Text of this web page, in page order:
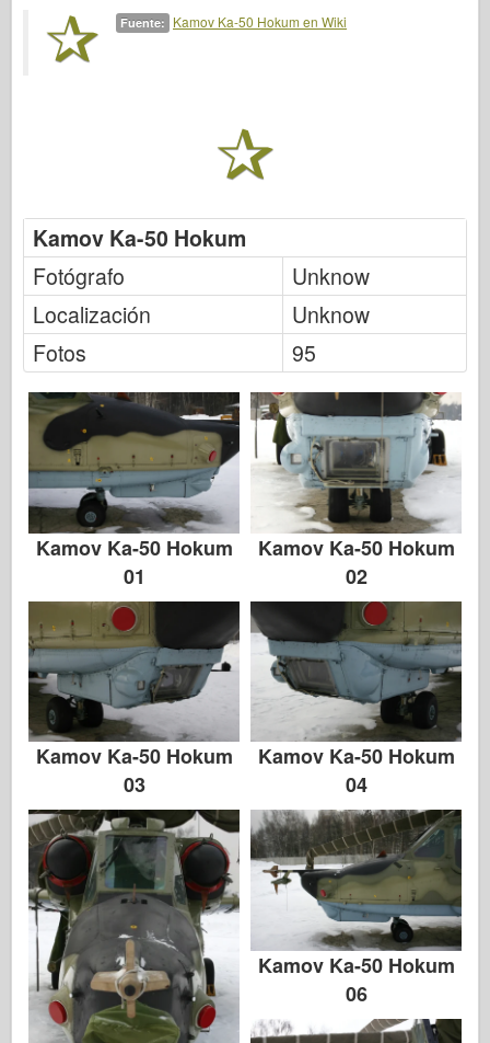
HobbyBoss
Modelo Meng
Tamiya
Tristar
Trompetista
Zvezda
Álbumes-Fotos
Caminar alrededor
Libros
Dvds
Contacto
le Journal
Los kits
Fuente: Kamov Ka-50 Hokum en Wiki
Kamov Ka-50 Hokum
Fotógrafo
Unknow
Localización
Unknow
Fotos
95
Kamov Ka-50 Hokum
01
Kamov Ka-50 Hokum
02
Kamov Ka-50 Hokum
03
Kamov Ka-50 Hokum
04
Kamov Ka-50 Hokum
06